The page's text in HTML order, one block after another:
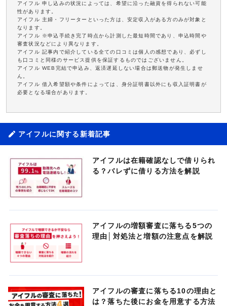
アイフル 申し込みの状況によっては、希望に沿った融資を得られない可能
性があります。
アイフル 主婦・フリーターといった方は、安定収入がある方のみが対象と
なります。
アイフル ※申込手続き完了時点から計測した最短時間であり、申込時間や
審査状況などにより異なります。
アイフル 記事内で紹介している全ての口コミは個人の感想であり、必ずし
も口コミと同様のサービス提供を保証するものではございません。
アイフル WEB完結で申込み、返済遅延しない場合は郵送物が発生しませ
ん。
アイフル 借入希望額や条件によっては、身分証明書以外にも収入証明書が
必要となる場合があります。
アイフルに関する新着記事
アイフルは在籍確認なしで借りられ
る？バレずに借りる方法を解説
アイフルの増額審査に落ちる5つの
理由│対処法と増額の注意点を解説
アイフルの審査に落ちる10の理由と
は？落ちた後にお金を用意する方法